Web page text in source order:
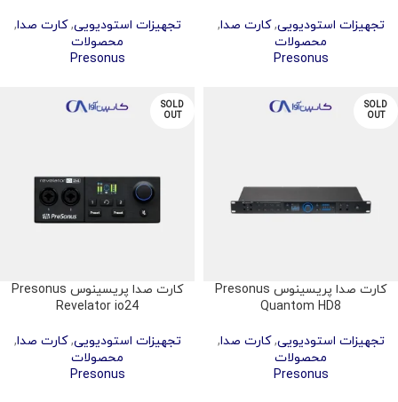
تجهیزات استودیویی,کارت صدا,
محصولات
Presonus
تجهیزات استودیویی,کارت صدا,
محصولات
Presonus
SOLD
OUT
کارت صدا پریسینوس Presonus
Quantom HD8
تجهیزات استودیویی,کارت صدا,
محصولات
Presonus
SOLD
OUT
کارت صدا پریسینوس Presonus
Revelator io24
تجهیزات استودیویی,کارت صدا,
محصولات
Presonus